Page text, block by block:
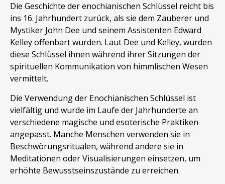
Die Geschichte der enochianischen Schlüssel reicht bis
ins 16. Jahrhundert zurück, als sie dem Zauberer und
Mystiker John Dee und seinem Assistenten Edward
Kelley offenbart wurden. Laut Dee und Kelley, wurden
diese Schlüssel ihnen während ihrer Sitzungen der
spirituellen Kommunikation von himmlischen Wesen
vermittelt.
Die Verwendung der Enochianischen Schlüssel ist
vielfältig und wurde im Laufe der Jahrhunderte an
verschiedene magische und esoterische Praktiken
angepasst. Manche Menschen verwenden sie in
Beschwörungsritualen, während andere sie in
Meditationen oder Visualisierungen einsetzen, um
erhöhte Bewusstseinszustände zu erreichen.